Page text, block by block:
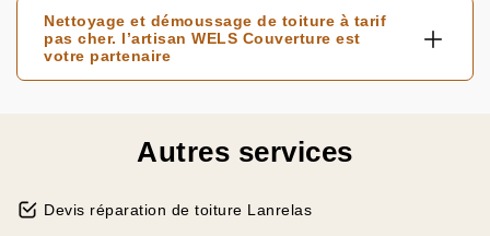
Nettoyage et démoussage de toiture à tarif
pas cher. l’artisan WELS Couverture est
votre partenaire
Autres services
Devis réparation de toiture Lanrelas